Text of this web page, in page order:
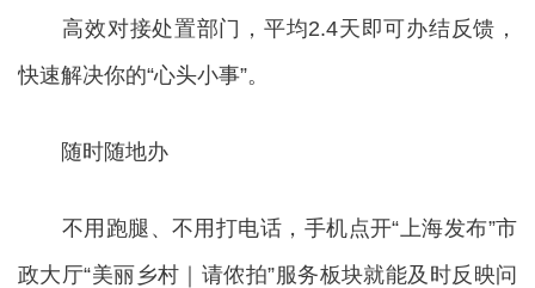
高效对接处置部门，平均2.4天即可办结反馈，
快速解决你的“心头小事”。
随时随地办
不用跑腿、不用打电话，手机点开“上海发布”市
政大厅“美丽乡村｜请侬拍”服务板块就能及时反映问